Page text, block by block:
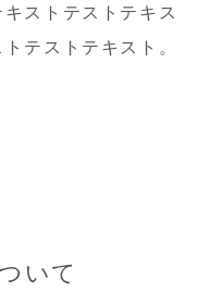
ストテストテキス
テストテキスト。
いて